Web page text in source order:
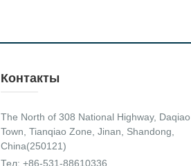
Контакты
The North of 308 National Highway, Daqiao
Town, Tianqiao Zone, Jinan, Shandong,
China(250121)
Тел: +86-531-88610336